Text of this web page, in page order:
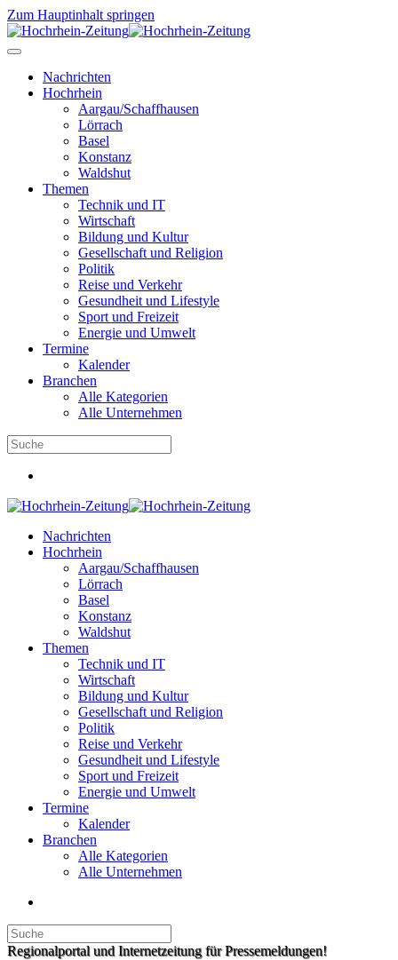
Zum Hauptinhalt springen
Nachrichten
Hochrhein
Aargau/Schaffhausen
Lörrach
Basel
Konstanz
Waldshut
Themen
Technik und IT
Wirtschaft
Bildung und Kultur
Gesellschaft und Religion
Politik
Reise und Verkehr
Gesundheit und Lifestyle
Sport und Freizeit
Energie und Umwelt
Termine
Kalender
Branchen
Alle Kategorien
Alle Unternehmen
Nachrichten
Hochrhein
Aargau/Schaffhausen
Lörrach
Basel
Konstanz
Waldshut
Themen
Technik und IT
Wirtschaft
Bildung und Kultur
Gesellschaft und Religion
Politik
Reise und Verkehr
Gesundheit und Lifestyle
Sport und Freizeit
Energie und Umwelt
Termine
Kalender
Branchen
Alle Kategorien
Alle Unternehmen
Regionalportal und Internetzeitung für Pressemeldungen!